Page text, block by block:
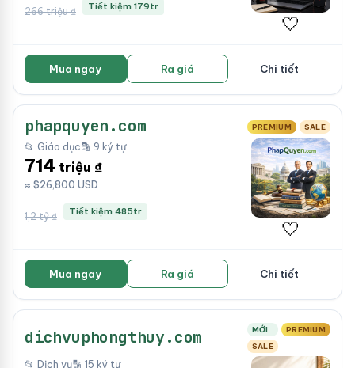
266 triệu ₫ Tiết kiệm 179tr
🤍
Mua ngay Ra giá Chi tiết
phapquyen.com PREMIUM SALE
📂 Giáo dục🔡 9 ký tự
714 triệu ₫
≈ $26,800 USD
1,2 tỷ ₫ Tiết kiệm 485tr
🤍
Mua ngay Ra giá Chi tiết
dichvuphongthuy.com MỚI
PREMIUM
SALE
📂 Dịch vụ🔡 15 ký tự